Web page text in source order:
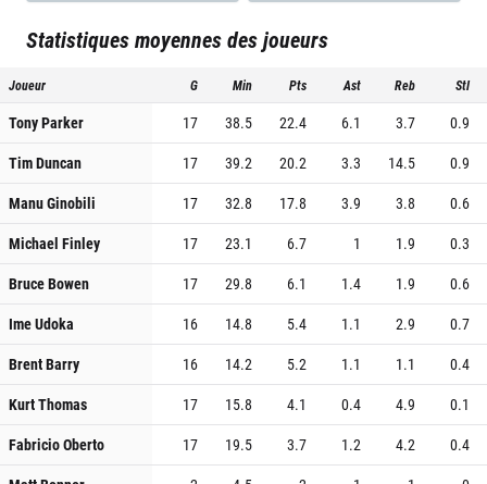
Statistiques moyennes des joueurs
Joueur G Min Pts Ast Reb Stl
Tony Parker 17 38.5 22.4 6.1 3.7
0.9
Tim Duncan
17 39.2 20.2 3.3 14.5
0.9
Manu Ginobili
17 32.8 17.8 3.9 3.8
0.6
Michael Finley
17 23.1 6.7 1 1.9
0.3
Bruce Bowen
17 29.8 6.1 1.4 1.9
0.6
Ime Udoka
16 14.8 5.4 1.1 2.9
0.7
Brent Barry
16 14.2 5.2 1.1 1.1
0.4
Kurt Thomas
17 15.8 4.1 0.4 4.9
0.1
Fabricio Oberto
17 19.5 3.7 1.2 4.2
0.4